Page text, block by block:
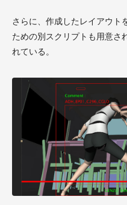
さらに、作成したレイアウト
ための別スクリプトも用意さ
れている。